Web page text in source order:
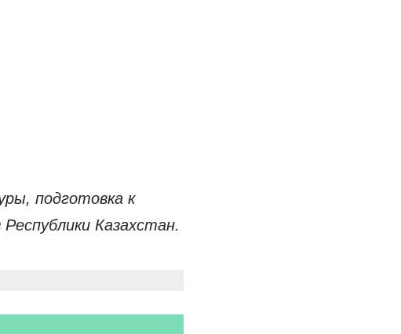
подготовка к
Казахстан.